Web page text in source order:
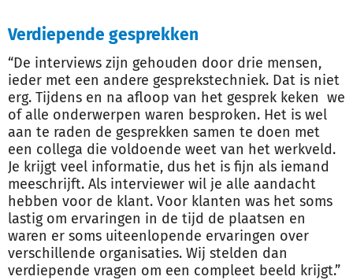
Verdiepende gesprekken
“De interviews zijn gehouden door drie mensen,
ieder met een andere gesprekstechniek. Dat is niet
erg. Tijdens en na afloop van het gesprek keken we
of alle onderwerpen waren besproken. Het is wel
aan te raden de gesprekken samen te doen met
een collega die voldoende weet van het werkveld.
Je krijgt veel informatie, dus het is fijn als iemand
meeschrijft. Als interviewer wil je alle aandacht
hebben voor de klant. Voor klanten was het soms
lastig om ervaringen in de tijd de plaatsen en
waren er soms uiteenlopende ervaringen over
verschillende organisaties. Wij stelden dan
verdiepende vragen om een compleet beeld krijgt.”